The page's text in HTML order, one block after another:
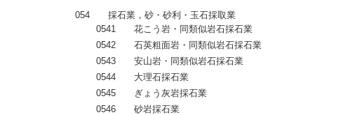
054 採石業，砂・砂利・玉石採取業
0541 花こう岩・同類似岩石採石業
0542 石英粗面岩・同類似岩石採石業
0543 安山岩・同類似岩石採石業
0544 大理石採石業
0545 ぎょう灰岩採石業
0546 砂岩採石業